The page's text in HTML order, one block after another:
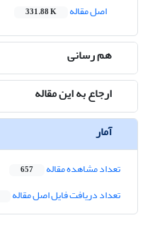
اصل مقاله
331.88 K
هم رسانی
ارجاع به این مقاله
آمار
تعداد مشاهده مقاله 657
تعداد دریافت فایل اصل مقاله